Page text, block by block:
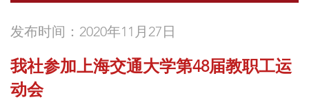
发布时间：2020年11月27日
我社参加上海交通大学第48届教职工运
动会